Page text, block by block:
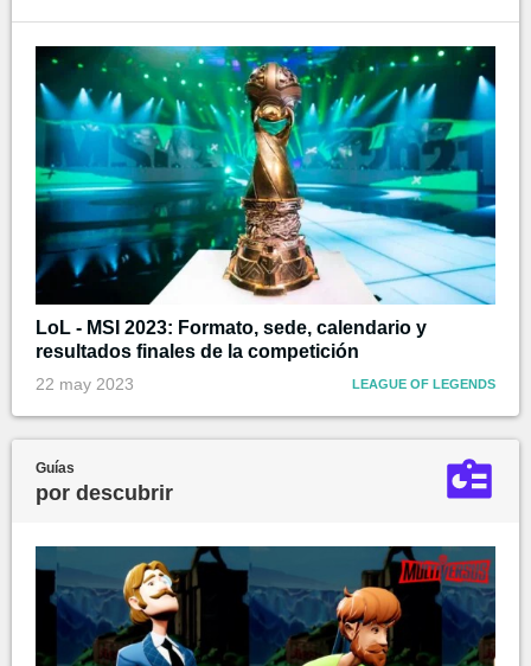
LoL - MSI 2023: Formato, sede, calendario y
resultados finales de la competición
22 may 2023 LEAGUE OF LEGENDS
Guías
por descubrir